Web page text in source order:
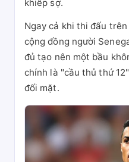
khiếp sợ.
Ngay cả khi thi đấu
cộng đồng người
đủ tạo nên một bầu
chính là "cầu thủ thứ
đối mặt.